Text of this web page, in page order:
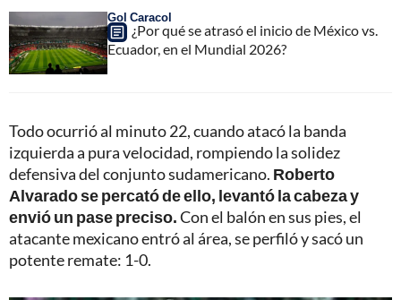
Gol Caracol
¿Por qué se atrasó el inicio de México vs.
Ecuador, en el Mundial 2026?
Todo ocurrió al minuto 22, cuando atacó la banda
izquierda a pura velocidad, rompiendo la solidez
defensiva del conjunto sudamericano. Roberto
Alvarado se percató de ello, levantó la cabeza y
envió un pase preciso.Con el balón en sus pies, el
atacante mexicano entró al área, se perfiló y sacó un
potente remate: 1-0.